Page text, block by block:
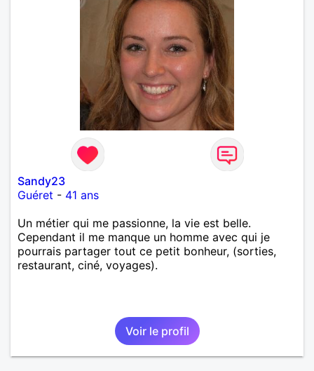
Sandy23
Guéret - 41 ans
Un métier qui me passionne, la vie est belle.
Cependant il me manque un homme avec qui je
pourrais partager tout ce petit bonheur, (sorties,
restaurant, ciné, voyages).
Voir le profil